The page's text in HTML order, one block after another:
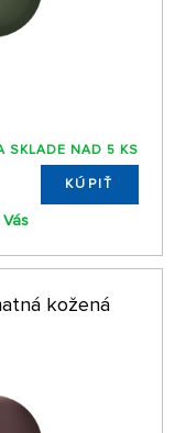
SKLADE NAD 5 KS
KÚPIŤ
kožená